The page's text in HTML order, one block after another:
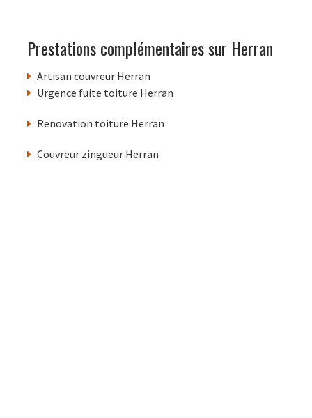
Prestations complémentaires sur Herran
Artisan couvreur Herran
Urgence fuite toiture Herran
Renovation toiture Herran
Couvreur zingueur Herran